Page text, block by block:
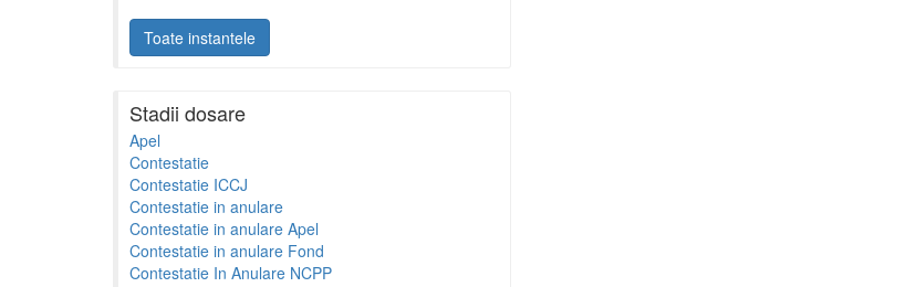
Toate instantele
Stadii dosare
Apel
Contestatie
Contestatie ICCJ
Contestatie in anulare
Contestatie in anulare Apel
Contestatie in anulare Fond
Contestatie In Anulare NCPP